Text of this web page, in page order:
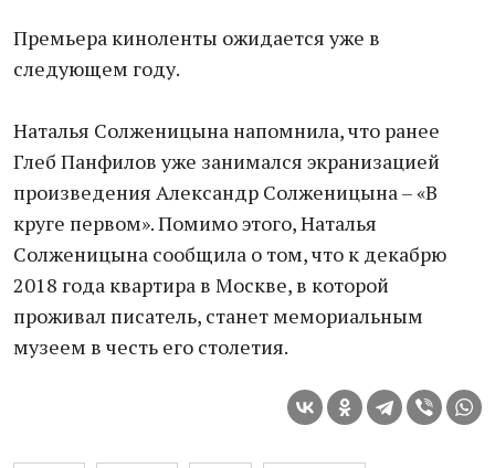
Премьера киноленты ожидается уже в
следующем году.
Наталья Солженицына напомнила, что ранее
Глеб Панфилов уже занимался экранизацией
произведения Александр Солженицына – «В
круге первом». Помимо этого, Наталья
Солженицына сообщила о том, что к декабрю
2018 года квартира в Москве, в которой
проживал писатель, станет мемориальным
музеем в честь его столетия.